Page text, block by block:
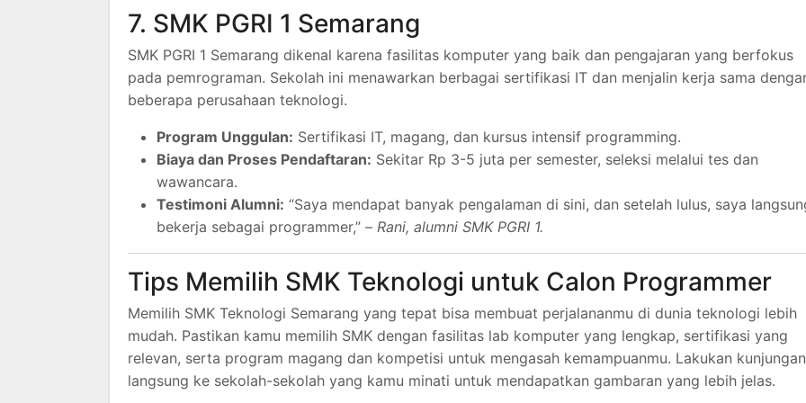
7. SMK PGRI 1 Semarang
SMK PGRI 1 Semarang dikenal karena fasilitas komputer yang baik dan pengajaran yang berfokus
pada pemrograman. Sekolah ini menawarkan berbagai sertifikasi IT dan menjalin kerja sama
beberapa perusahaan teknologi.
Program Unggulan: Sertifikasi IT, magang, dan kursus intensif programming.
Biaya dan Proses Pendaftaran: Sekitar Rp 3-5 juta per semester, seleksi melalui tes dan
wawancara.
Testimoni Alumni: “Saya mendapat banyak pengalaman di sini, dan setelah lulus, saya
bekerja sebagai programmer,” – Rani, alumni SMK PGRI 1.
Tips Memilih SMK Teknologi untuk Calon Programmer
Memilih SMK Teknologi Semarang yang tepat bisa membuat perjalananmu di dunia teknologi lebih
mudah. Pastikan kamu memilih SMK dengan fasilitas lab komputer yang lengkap, sertifikasi yang
relevan, serta program magang dan kompetisi untuk mengasah kemampuanmu. Lakukan kunjungan
langsung ke sekolah-sekolah yang kamu minati untuk mendapatkan gambaran yang lebih jelas.